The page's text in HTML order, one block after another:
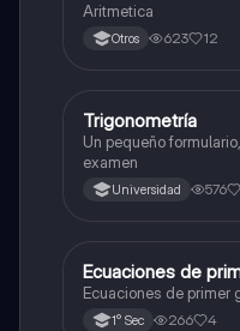
Aritmetica
Otros 623 12
Matemáticas
Trigonometría
Un pequeño
examen
Universidad 576
Matemáticas
Ecuaciones de
Ecuaciones de primer
1° Sec 266 4